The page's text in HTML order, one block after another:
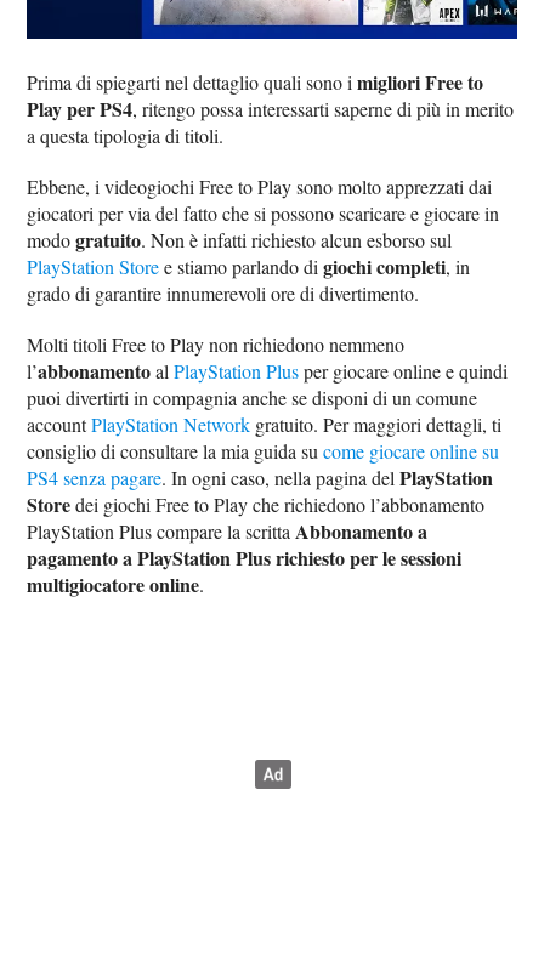
Prima di spiegarti nel dettaglio quali sono imigliori Free to
Play per PS4, ritengo possa interessarti saperne di più in merito
a questa tipologia di titoli.
Ebbene, i videogiochi Free to Play sono molto apprezzati dai
giocatori per via del fatto che si possono scaricare e giocare in
modogratuito. Non è infatti richiesto alcun esborso sul
PlayStation Storee stiamo parlando digiochi completi, in
grado di garantire innumerevoli ore di divertimento.
Molti titoli Free to Play non richiedono nemmeno
l’abbonamentoalPlayStation Plusper giocare online e quindi
puoi divertirti in compagnia anche se disponi di un comune
accountPlayStation Network gratuito. Per maggiori dettagli, ti
consiglio di consultare la mia guida sucome giocare online su
PS4 senza pagare. In ogni caso, nella pagina delPlayStation
Storedei giochi Free to Play che richiedono l’abbonamento
PlayStation Plus compare la scritta Abbonamento a
pagamento a PlayStation Plus richiesto per le sessioni
multigiocatore online.